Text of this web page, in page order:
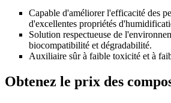
Capable d'améliorer l'efficacité des
d'excellentes propriétés
Solution respectueuse de
biocompatibilité et dégradabilité.
Auxiliaire sûr à faible toxicité et à
Obtenez le prix des